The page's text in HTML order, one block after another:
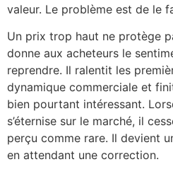
valeur. Le problème est de le
Un prix trop haut ne protège
donne aux acheteurs le
reprendre. Il ralentit les
dynamique commerciale et
bien pourtant intéressant.
s’éternise sur le marché, il
perçu comme rare. Il devient
en attendant une correction.